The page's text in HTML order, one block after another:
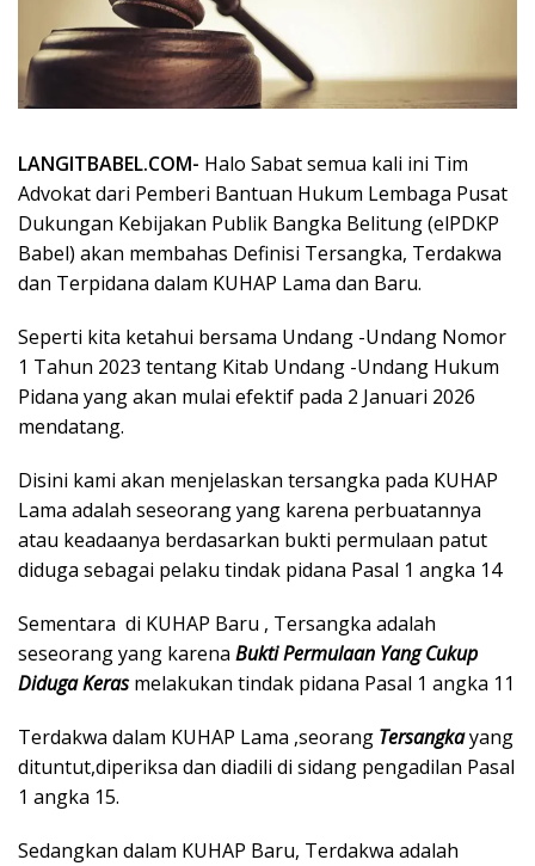
LANGITBABEL.COM- Halo Sabat semua kali ini Tim
Advokat dari Pemberi Bantuan Hukum Lembaga Pusat
Dukungan Kebijakan Publik Bangka Belitung (elPDKP
Babel) akan membahas Definisi Tersangka, Terdakwa
dan Terpidana dalam KUHAP Lama dan Baru.
Seperti kita ketahui bersama Undang -Undang Nomor
1 Tahun 2023 tentang Kitab Undang -Undang Hukum
Pidana yang akan mulai efektif pada 2 Januari 2026
mendatang.
Disini kami akan menjelaskan tersangka pada KUHAP
Lama adalah seseorang yang karena perbuatannya
atau keadaanya berdasarkan bukti permulaan patut
diduga sebagai pelaku tindak pidana Pasal 1 angka 14
Sementara di KUHAP Baru , Tersangka adalah
seseorang yang karena Bukti Permulaan Yang Cukup
Diduga Keras melakukan tindak pidana Pasal 1 angka 11
Terdakwa dalam KUHAP Lama ,seorang Tersangkayang
dituntut,diperiksa dan diadili di sidang pengadilan Pasal
1 angka 15.
Sedangkan dalam KUHAP Baru, Terdakwa adalah